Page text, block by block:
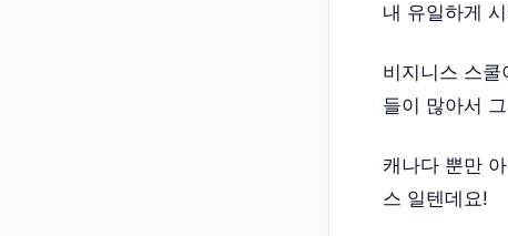
내 유일하게
비지니스 스
들이 많아서
캐나다 뿐만
스 일텐데요!